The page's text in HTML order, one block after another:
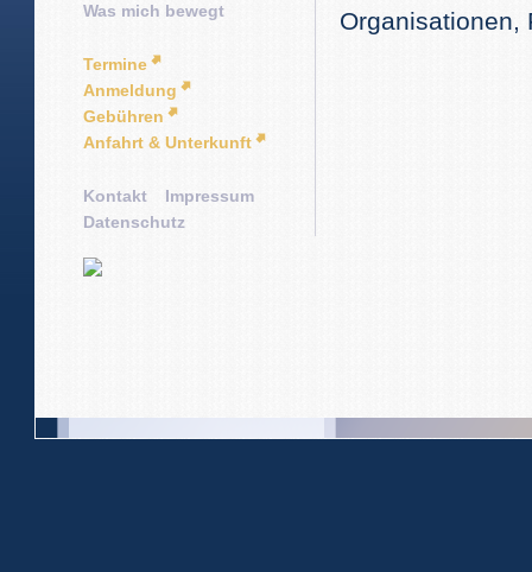
Was mich bewegt
Termine
Anmeldung
Gebühren
Anfahrt & Unterkunft
Kontakt
Impressum
Datenschutz
Organisationen,